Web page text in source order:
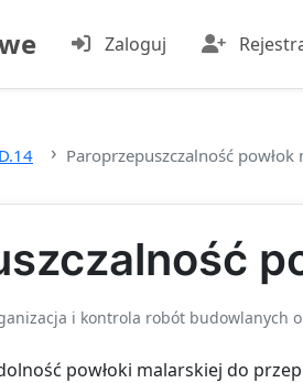
Zaloguj
Paroprzepuszczalność powłok
i kontrola robót budowlanych
powłoki malarskiej do